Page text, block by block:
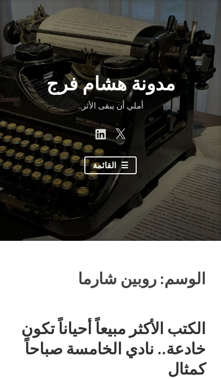
المحتوى
مدونة هشام فرج
أملي أن يبقى الأثر..
Twitter
linkedin
الوسم:روبين شارما
الكتب الأكثر مبيعاً أحياناً تكون
خادعة.. نادي الخامسة صباحاً
كمثال